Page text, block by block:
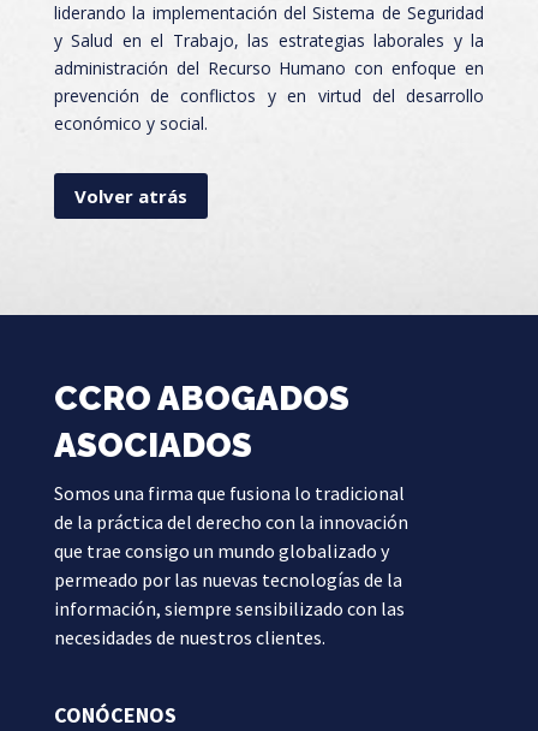
liderando la implementación del Sistema de Seguridad
y Salud en el Trabajo, las estrategias laborales y la
administración del Recurso Humano con enfoque en
prevención de conflictos y en virtud del desarrollo
económico y social.
Volver atrás
CCRO ABOGADOS
ASOCIADOS
Somos una firma que fusiona lo tradicional
de la práctica del derecho con la innovación
que trae consigo un mundo globalizado y
permeado por las nuevas tecnologías de la
información, siempre sensibilizado con las
necesidades de nuestros clientes.
CONÓCENOS